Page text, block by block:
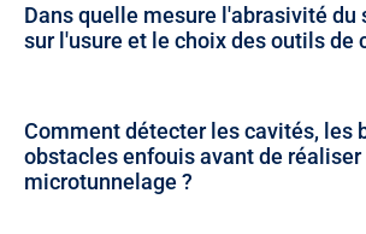
Dans quelle mesure l'abrasivité
sur l'usure et le choix des outils de
Comment détecter les cavités, les
obstacles enfouis avant de réaliser
microtunnelage ?